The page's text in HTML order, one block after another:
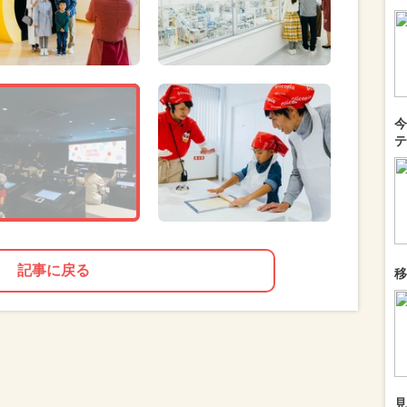
記事に戻る